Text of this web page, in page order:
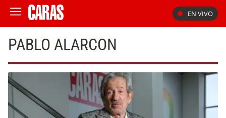
EN VIVO
PABLO ALARCON